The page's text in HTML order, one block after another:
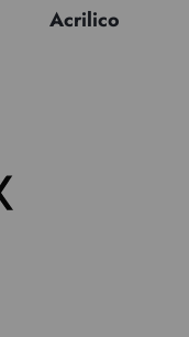
Acrilico